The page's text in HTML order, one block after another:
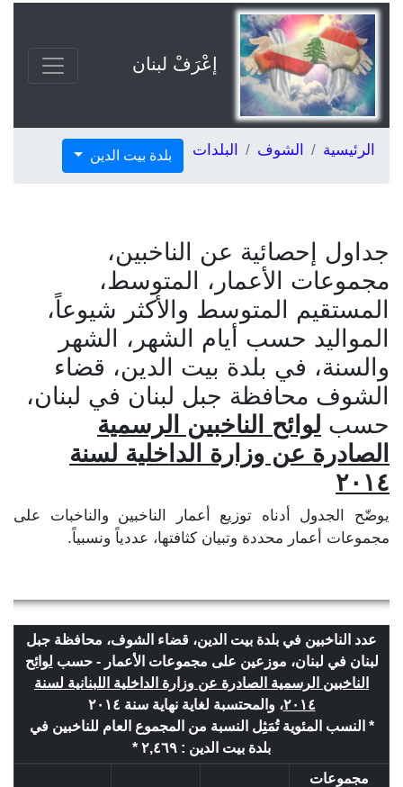
إعْرَفْ لبنان
الرئيسية الشوف البلدات بلدة بيت الدين
جداول إحصائية عن الناخبين،
مجموعات الأعمار، المتوسط،
المستقيم المتوسط والأكثر شيوعاً،
المواليد حسب أيام الشهر، الشهر
والسنة، في بلدة بيت الدين، قضاء
الشوف محافظة جبل لبنان في لبنان،
حسب لوائح الناخبين الرسمية
الصادرة عن وزارة الداخلية لسنة
٢٠١٤
يوضّح الجدول أدناه توزيع أعمار الناخبين والناخبات على
مجموعات أعمار محددة وتبيان كثافتها، عددياً ونسبياً.
عدد الناخبين في بلدة بيت الدين، قضاء الشوف، محافظة جبل
لبنان في لبنان، موزعين على مجموعات الأعمار - حسب لوائح
الناخبين الرسمية الصادرة عن وزارة الداخلية اللبنانية لسنة
٢٠١٤، والمحتسبة لغاية نهاية سنة ٢٠١٤
* النسب المئوية تُمَثِل النسبة من المجموع العام للناخبين في
بلدة بيت الدين : ٢,٤٦٩ *
مجموعات